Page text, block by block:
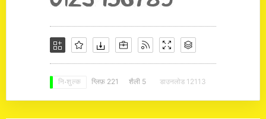
नि: शुल्क ग्लिफ़ 221 शैली 5 डाउनलोड 12113